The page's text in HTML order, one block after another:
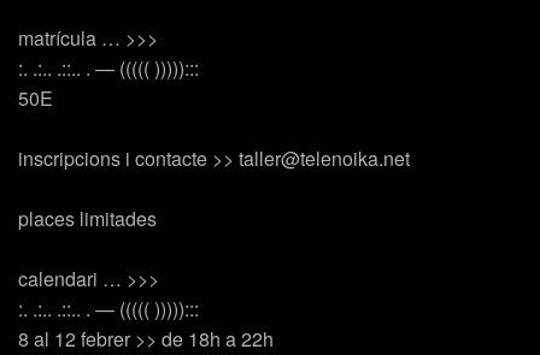
matrícula … >>>
:. .:.. .::.. . — ((((( ))))):::
50E
inscripcions i contacte >> taller@telenoika.net
places limitades
calendari … >>>
:. .:.. .::.. . — ((((( ))))):::
8 al 12 febrer >> de 18h a 22h